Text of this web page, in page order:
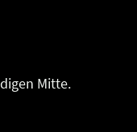
Mitte.